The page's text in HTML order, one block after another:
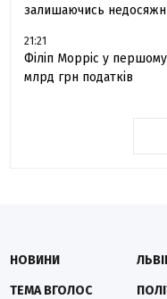
залишаючись
21:21
Філіп Морріс у першому
млрд грн податків
НОВИНИ
ТЕМА ВГОЛОС